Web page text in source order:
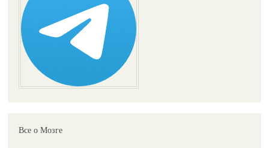
Все о Мозге